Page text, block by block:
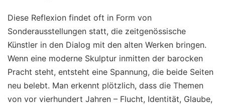
Diese Reflexion findet oft in Form von
Sonderausstellungen statt, die zeitgenössische
Künstler in den Dialog mit den alten Werken bringen.
Wenn eine moderne Skulptur inmitten der barocken
Pracht steht, entsteht eine Spannung, die beide Seiten
neu belebt. Man erkennt plötzlich, dass die Themen
von vor vierhundert Jahren – Flucht, Identität, Glaube,